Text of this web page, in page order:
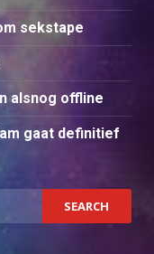
sekstape
alsnog offline
gaat definitief